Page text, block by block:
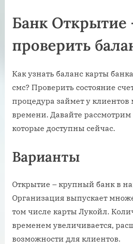
Банк Открытие
проверить
Как узнать баланс карты
смс? Проверить состояние
процедура займет у
времени. Давайте
которые доступны сейчас.
Варианты
Открытие – крупный банк в
Организация выпускает
том числе карты Лукойл.
временем увеличивается,
возможности для клиентов.